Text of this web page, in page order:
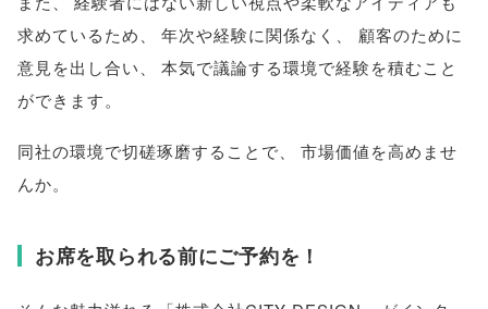
求めているため
年次や経験に関係なく
顧客のために
意見を出し合い
本気で議論する環境で経験を積むこと
ができます。
同社の環境で切磋琢磨することで
市場価値を高めませ
んか。
お席を取られる前にご予約を！